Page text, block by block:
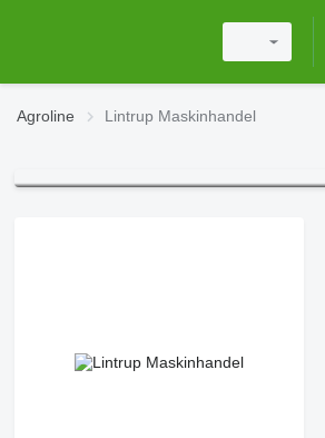
Agroline Lintrup Maskinhandel